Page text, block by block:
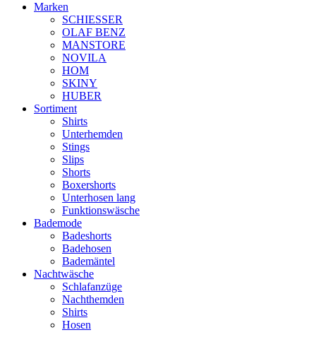
Marken
SCHIESSER
OLAF BENZ
MANSTORE
NOVILA
HOM
SKINY
HUBER
Sortiment
Shirts
Unterhemden
Stings
Slips
Shorts
Boxershorts
Unterhosen lang
Funktionswäsche
Bademode
Badeshorts
Badehosen
Bademäntel
Nachtwäsche
Schlafanzüge
Nachthemden
Shirts
Hosen